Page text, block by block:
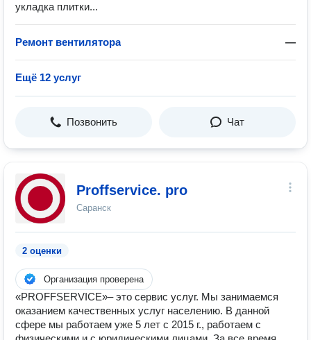
укладка плитки...
Ремонт вентилятора —
Ещё 12 услуг
Позвонить Чат
Proffservice. pro
Саранск
2 оценки
Организация проверена
«PROFFSERVICE»– это сервис услуг. Мы занимаемся
оказанием качественных услуг населению. В данной
сфере мы работаем уже 5 лет c 2015 г., работаем с